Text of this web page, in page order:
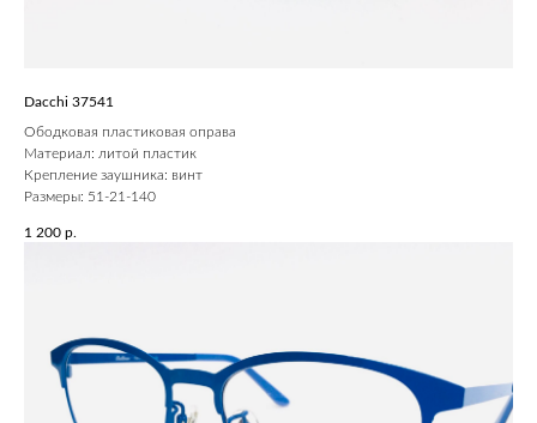
Dacchi 37541
Ободковая пластиковая оправа
Материал: литой пластик
Крепление заушника: винт
Размеры: 51-21-140
1 200 р.